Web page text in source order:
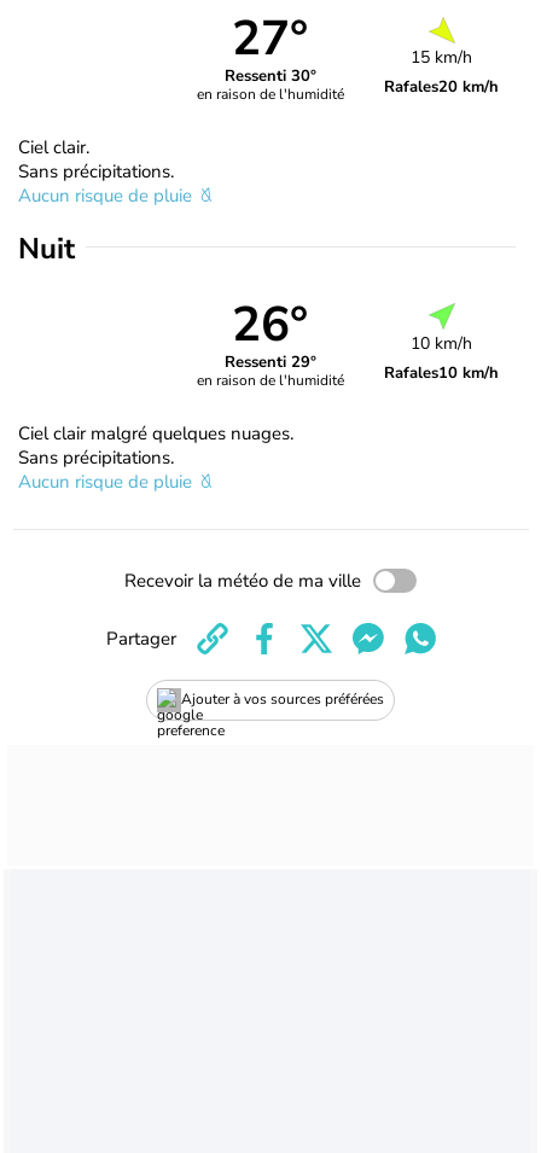
27°
Ressenti 30°
en raison de l'humidité
15 km/h
Rafales20 km/h
Ciel clair.
Sans précipitations.
Aucun risque de pluie
Nuit
26°
Ressenti 29°
en raison de l'humidité
10 km/h
Rafales10 km/h
Ciel clair malgré quelques nuages.
Sans précipitations.
Aucun risque de pluie
Recevoir la météo de ma ville
Ajouter à vos sources préférées
Partager